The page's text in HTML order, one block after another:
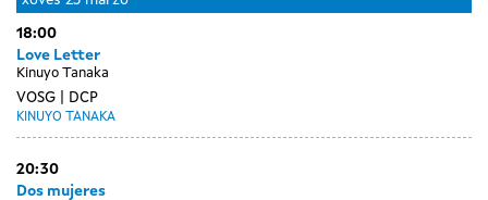
18:00
Love Letter
Kinuyo Tanaka
VOSG DCP
KINUYO TANAKA
20:30
Dos mujeres